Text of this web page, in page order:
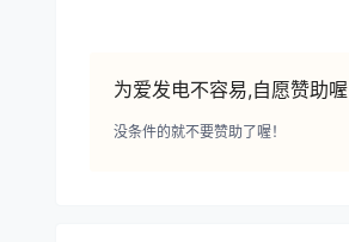
为爱发电不容易,自愿赞助喔
没条件的就不要赞助了喔！